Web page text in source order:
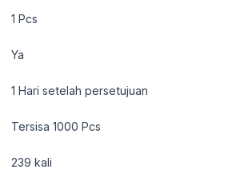
1 Pcs
Ya
1 Hari setelah persetujuan
Tersisa 1000 Pcs
239 kali